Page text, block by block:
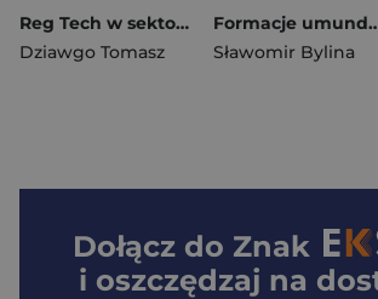
Reg Tech w sektorze bankowym
Dziawgo Tomasz
Formacje umundurowane w Rzeczypospolitej Polskiej.
Sławomir Bylina
Dołącz do Znak
i oszczędzaj na